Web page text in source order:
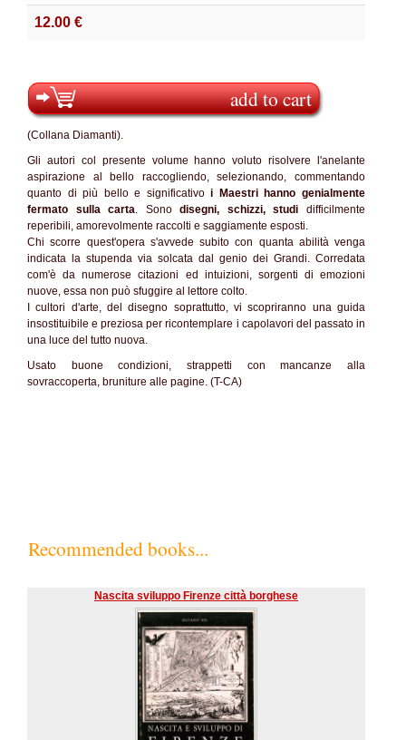
12.00 €
add to cart
(Collana Diamanti).
Gli autori col presente volume hanno voluto risolvere l'anelante
aspirazione al bello raccogliendo, selezionando, commentando
quanto di più bello e significativoi Maestri hanno genialmente
fermato sulla carta. Sonodisegni, schizzi, studi difficilmente
reperibili, amorevolmente raccolti e saggiamente esposti.
Chi scorre quest'opera s'avvede subito con quanta abilità venga
indicata la stupenda via solcata dal genio dei Grandi. Corredata
com'è da numerose citazioni ed intuizioni, sorgenti di emozioni
nuove, essa non può sfuggire al lettore colto.
I cultori d'arte, del disegno soprattutto, vi scopriranno una guida
insostituibile e preziosa per ricontemplare i capolavori del passato in
una luce del tutto nuova.
Usato buone condizioni, strappetti con mancanze alla
sovraccoperta, bruniture alle pagine. (T-CA)
Recommended books...
Nascita sviluppo Firenze città borghese